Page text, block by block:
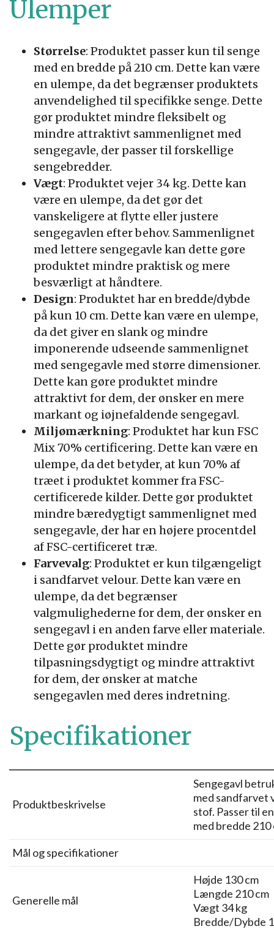
Ulemper
Størrelse: Produktet passer kun til senge
med en bredde på 210 cm. Dette kan være
en ulempe, da det begrænser produktets
anvendelighed til specifikke senge. Dette
gør produktet mindre fleksibelt og
mindre attraktivt sammenlignet med
sengegavle, der passer til forskellige
sengebredder.
Vægt: Produktet vejer 34 kg. Dette kan
være en ulempe, da det gør det
vanskeligere at flytte eller justere
sengegavlen efter behov. Sammenlignet
med lettere sengegavle kan dette gøre
produktet mindre praktisk og mere
besværligt at håndtere.
Design: Produktet har en bredde/dybde
på kun 10 cm. Dette kan være en ulempe,
da det giver en slank og mindre
imponerende udseende sammenlignet
med sengegavle med større dimensioner.
Dette kan gøre produktet mindre
attraktivt for dem, der ønsker en mere
markant og iøjnefaldende sengegavl.
Miljømærkning: Produktet har kun FSC
Mix 70% certificering. Dette kan være en
ulempe, da det betyder, at kun 70% af
træet i produktet kommer fra FSC-
certificerede kilder. Dette gør produktet
mindre bæredygtigt sammenlignet med
sengegavle, der har en højere procentdel
af FSC-certificeret træ.
Farvevalg: Produktet er kun tilgængeligt
i sandfarvet velour. Dette kan være en
ulempe, da det begrænser
valgmulighederne for dem, der ønsker en
sengegavl i en anden farve eller materiale.
Dette gør produktet mindre
tilpasningsdygtigt og mindre attraktivt
for dem, der ønsker at matche
sengegavlen med deres indretning.
Specifikationer
Produktbeskrivelse
Sengegavl
med sandfarvet
stof. Passer til
med bredde 210
Mål og specifikationer
Generelle mål
Højde 130 cm
Længde 210 cm
Vægt 34 kg
Bredde/Dybde